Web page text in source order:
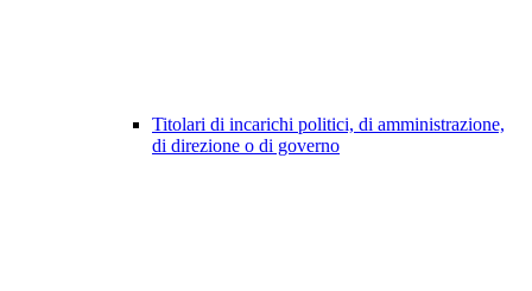
Titolari di incarichi politici, di amministrazione,
di direzione o di governo